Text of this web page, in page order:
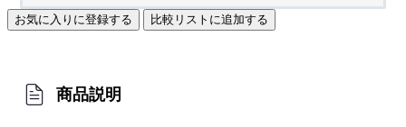
お気に入りに登録する 比較リストに追加する
商品説明